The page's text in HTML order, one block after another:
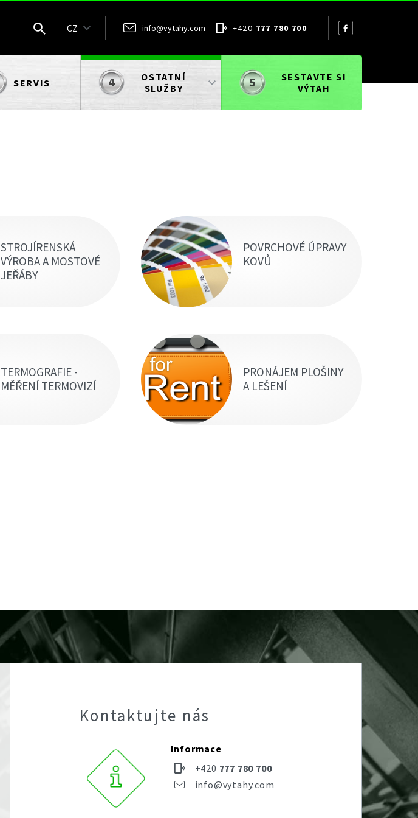
CZ info@vytahy.com +420 777 780 700
SERVIS
OSTATNÍ
SLUŽBY
SESTAVTE SI
VÝTAH
STROJÍRENSKÁ
VÝROBA A MOSTOVÉ
JEŘÁBY
POVRCHOVÉ ÚPRAVY
KOVŮ
TERMOGRAFIE -
MĚŘENÍ TERMOVIZÍ
PRONÁJEM PLOŠINY
A LEŠENÍ
Kontaktujte nás
Informace
info@vytahy.com
+420 777 780 700